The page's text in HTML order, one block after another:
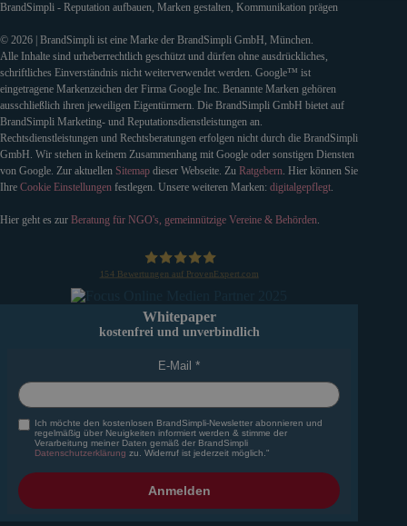
BrandSimpli - Reputation aufbauen, Marken gestalten, Kommunikation prägen
© 2026 | BrandSimpli ist eine Marke der BrandSimpli GmbH, München.
Alle Inhalte sind urheberrechtlich geschützt und dürfen ohne ausdrückliches,
schriftliches Einverständnis nicht weiterverwendet werden. Google™ ist
eingetragene Markenzeichen der Firma Google Inc. Benannte Marken gehören
ausschließlich ihren jeweiligen Eigentürmern. Die BrandSimpli GmbH bietet auf
BrandSimpli Marketing- und Reputationsdienstleistungen an.
Rechtsdienstleistungen und Rechtsberatungen erfolgen nicht durch die BrandSimpli
GmbH. Wir stehen in keinem Zusammenhang mit Google oder sonstigen Diensten
von Google. Zur aktuellen Sitemap dieser Webseite. Zu Ratgebern. Hier können Sie
Ihre Cookie Einstellungen festlegen. Unsere weiteren Marken: digitalgepflegt.
Hier geht es zur Beratung für NGO's, gemeinnützige Vereine & Behörden.
154 Bewertungen auf ProvenExpert.com
Whitepaper
kostenfrei und unverbindlich
E-Mail
Ich möchte den kostenlosen BrandSimpli-Newsletter abonnieren und
regelmäßig über Neuigkeiten informiert werden & stimme der
Verarbeitung meiner Daten gemäß der BrandSimpli
Datenschutzerklärung zu. Widerruf ist jederzeit möglich."
Anmelden